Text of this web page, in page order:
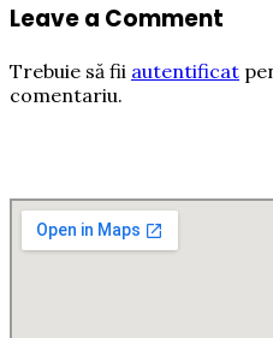
Leave a Comment
Trebuie să fii autentificat
comentariu.